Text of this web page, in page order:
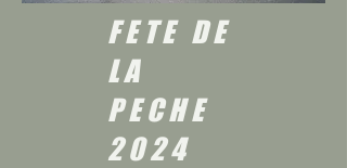
FETE DE
LA
PECHE
2024